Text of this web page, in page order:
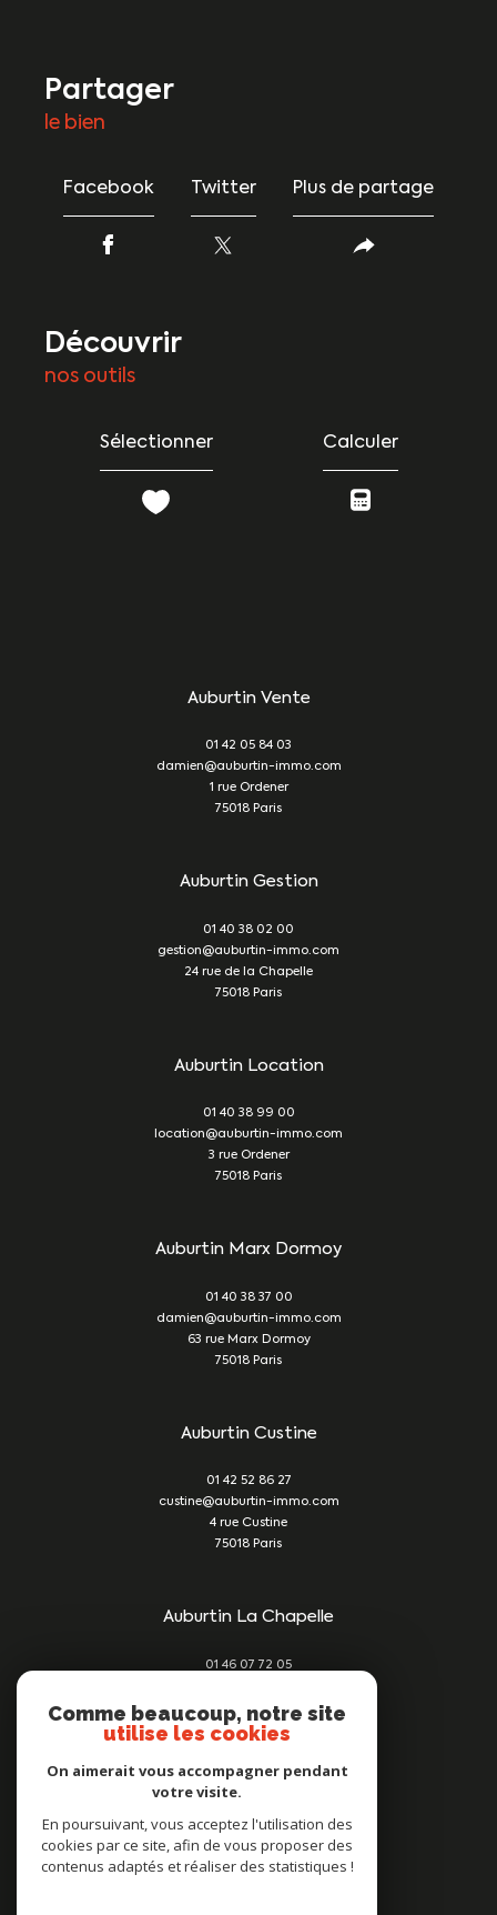
partager
le bien
Facebook Twitter Plus de partage
découvrir
nos outils
Sélectionner Calculer
Auburtin Vente
01 42 05 84 03
damien@auburtin-immo.com
1 rue Ordener
75018
Paris
Auburtin Gestion
01 40 38 02 00
gestion@auburtin-immo.com
24 rue de la Chapelle
75018
Paris
Auburtin Location
01 40 38 99 00
location@auburtin-immo.com
3 rue Ordener
75018
Paris
Auburtin Marx Dormoy
01 40 38 37 00
damien@auburtin-immo.com
63 rue Marx Dormoy
75018
Paris
Auburtin Custine
01 42 52 86 27
custine@auburtin-immo.com
4 rue Custine
75018
Paris
Auburtin La Chapelle
01 46 07 72 05
209 rue du Faubourg St Denis
75010 Paris
Nous suivre sur
Comme beaucoup, notre site
utilise les cookies
On aimerait vous accompagner pendant
votre visite.
En poursuivant, vous acceptez l'utilisation des
cookies par ce site, afin de vous proposer des
contenus adaptés et réaliser des statistiques !